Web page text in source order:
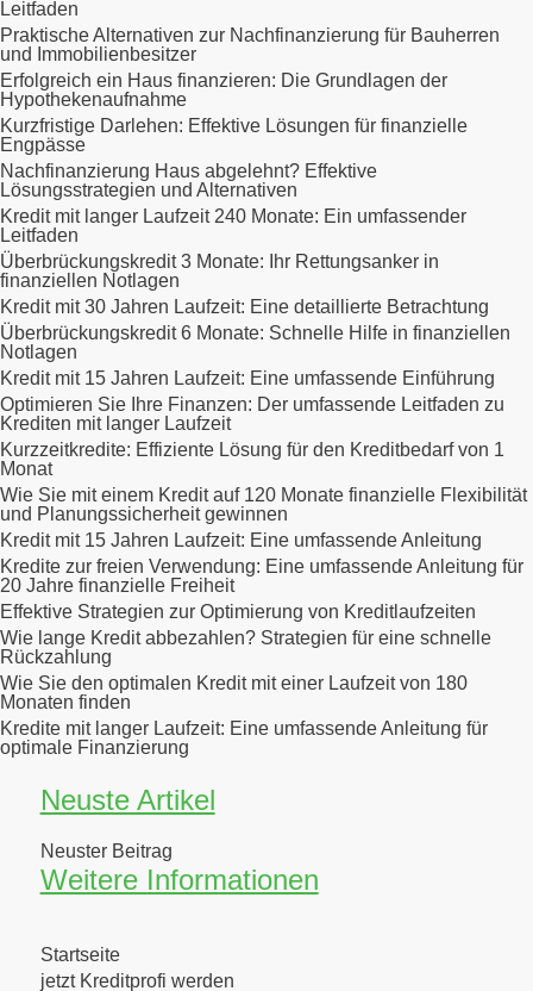
Leitfaden
Praktische Alternativen zur Nachfinanzierung für Bauherren
und Immobilienbesitzer
Erfolgreich ein Haus finanzieren: Die Grundlagen der
Hypothekenaufnahme
Kurzfristige Darlehen: Effektive Lösungen für finanzielle
Engpässe
Nachfinanzierung Haus abgelehnt? Effektive
Lösungsstrategien und Alternativen
Kredit mit langer Laufzeit 240 Monate: Ein umfassender
Leitfaden
Überbrückungskredit 3 Monate: Ihr Rettungsanker in
finanziellen Notlagen
Kredit mit 30 Jahren Laufzeit: Eine detaillierte Betrachtung
Überbrückungskredit 6 Monate: Schnelle Hilfe in finanziellen
Notlagen
Kredit mit 15 Jahren Laufzeit: Eine umfassende Einführung
Optimieren Sie Ihre Finanzen: Der umfassende Leitfaden zu
Krediten mit langer Laufzeit
Kurzzeitkredite: Effiziente Lösung für den Kreditbedarf von 1
Monat
Wie Sie mit einem Kredit auf 120 Monate finanzielle Flexibilität
und Planungssicherheit gewinnen
Kredit mit 15 Jahren Laufzeit: Eine umfassende Anleitung
Kredite zur freien Verwendung: Eine umfassende Anleitung für
20 Jahre finanzielle Freiheit
Effektive Strategien zur Optimierung von Kreditlaufzeiten
Wie lange Kredit abbezahlen? Strategien für eine schnelle
Rückzahlung
Wie Sie den optimalen Kredit mit einer Laufzeit von 180
Monaten finden
Kredite mit langer Laufzeit: Eine umfassende Anleitung für
optimale Finanzierung
Neuste Artikel
Neuster Beitrag
Weitere Informationen
Startseite
jetzt Kreditprofi werden